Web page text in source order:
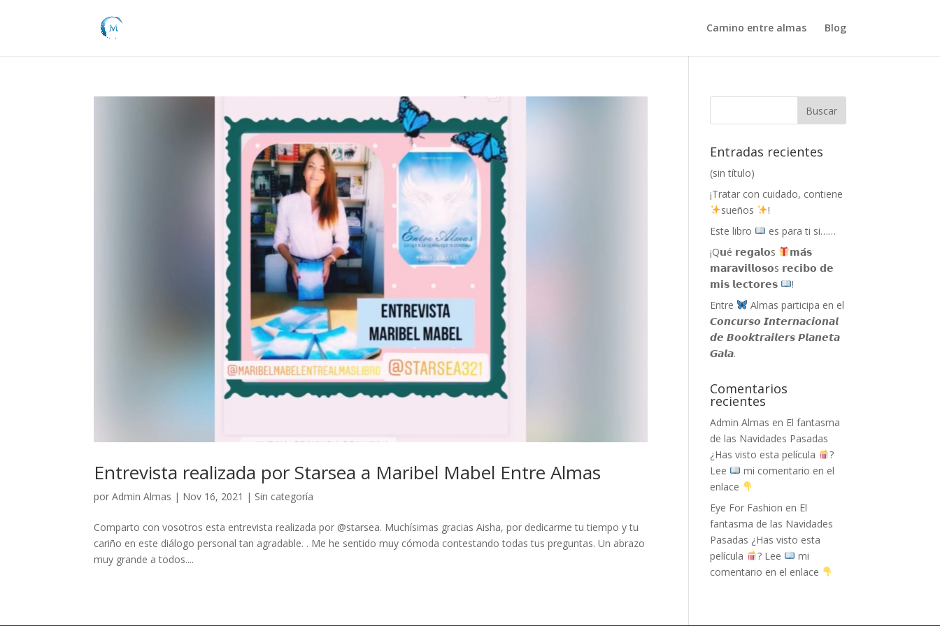
Camino entre almas Blog
Entrevista realizada por Starsea a Maribel Mabel Entre Almas
porAdmin Almas | Nov 16, 2021 | Sin categoría
Comparto con vosotros esta entrevista realizada por @starsea. Muchísimas gracias Aisha, por dedicarme tu tiempo y tu
cariño en este diálogo personal tan agradable. . Me he sentido muy cómoda contestando todas tus preguntas. Un abrazo
muy grande a todos....
Entradas recientes
(sin título)
¡Tratar con cuidado, contiene
sueños
!
Este libro
es para ti si……
¡Q𝘂é 𝗿𝗲𝗴𝗮𝗹𝗼s
𝗺𝗮́𝘀
𝗺𝗮𝗿𝗮𝘃𝗶𝗹𝗹𝗼𝘀𝗼s 𝗿𝗲𝗰𝗶𝗯𝗼 𝗱𝗲
𝗺𝗶𝘀 𝗹𝗲𝗰𝘁𝗼𝗿𝗲𝘀
!
Entre
Almas participa en el
𝘾𝙤𝙣𝙘𝙪𝙧𝙨𝙤 𝙄𝙣𝙩𝙚𝙧𝙣𝙖𝙘𝙞𝙤𝙣𝙖𝙡
𝙙𝙚 𝘽𝙤𝙤𝙠𝙩𝙧𝙖𝙞𝙡𝙚𝙧𝙨 𝙋𝙡𝙖𝙣𝙚𝙩𝙖
𝙂𝙖𝙡𝙖.
Comentarios
recientes
Admin Almas en El fantasma
de las Navidades Pasadas
¿Has visto esta película
?
Lee
mi comentario en el
enlace
Eye For Fashion en El
fantasma de las Navidades
Pasadas ¿Has visto esta
película
? Lee
mi
comentario en el enlace